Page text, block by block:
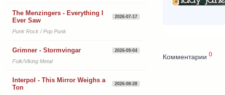
Комментарии 0
The Menzingers - Everything I
Ever Saw
2026-07-17
Punk Rock / Pop Punk
Grimner - Stormvingar 2026-09-04
Folk/Viking Metal
Interpol - This Mirror Weighs a
Ton
2026-08-28